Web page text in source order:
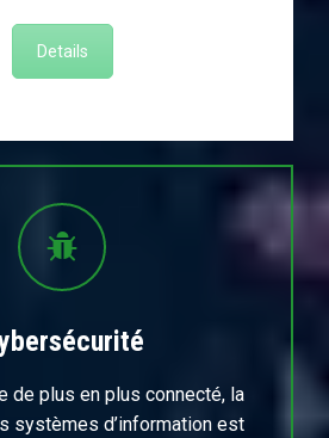
Details
de plus en plus connecté, la
systèmes d’information est